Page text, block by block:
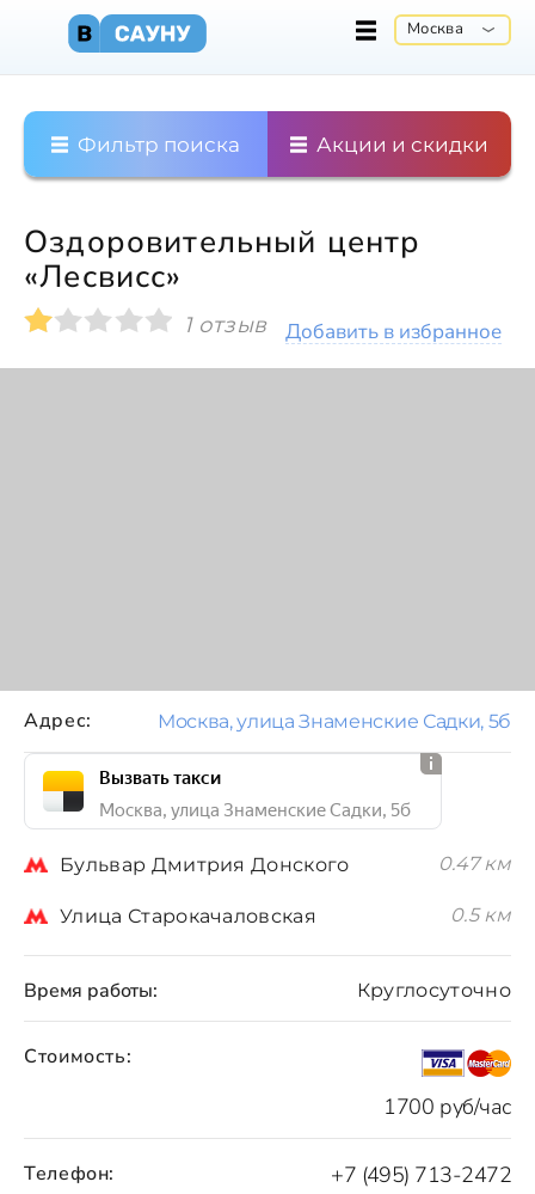
Москва
Фильтр поиска Акции и скидки
Оздоровительный центр
«Лесвисс»
1 отзыв Добавить в избранное
Стоимость:
1700 руб/час
Время работы: Круглосуточно
Телефон: +7 (495) 713-2472
Адрес: Москва, улица Знаменские Садки, 5б
Вызвать такси
Москва, улица Знаменские Садки, 5б
Бульвар Дмитрия Донского 0.47 км
Улица Старокачаловская 0.5 км